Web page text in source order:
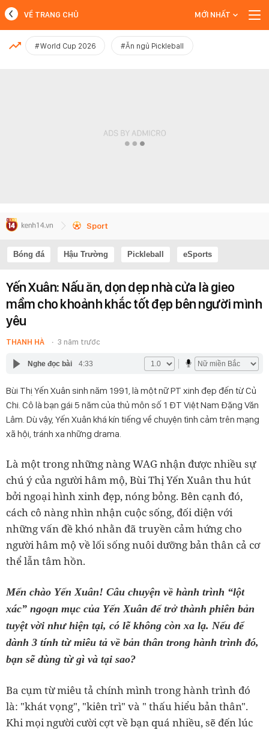
MỚI NHẤT
VỀ TRANG CHỦ MỚI NHẤT
#World Cup 2026 #Ăn ngủ Pickleball
Sport
Bóng đá Hậu Trường Pickleball eSports
Yến Xuân: Nấu ăn, dọn dẹp nhà cửa là gieo
mầm cho khoảnh khắc tốt đẹp bên người mình
yêu
THANH HÀ 3 năm trước
Nghe đọc bài 4:33
Bùi Thị Yến Xuân sinh năm 1991, là một nữ PT xinh đẹp đến từ Củ
Chi. Cô là bạn gái 5 năm của thủ môn số 1 ĐT Việt Nam Đặng Văn
Lâm. Dù vậy, Yến Xuân khá kín tiếng về chuyện tình cảm trên mạng
xã hội, tránh xa những drama.
Là một trong những nàng WAG nhận được nhiều sự
chú ý của người hâm mộ, Bùi Thị Yến Xuân thu hút
bởi ngoại hình xinh đẹp, nóng bỏng. Bên cạnh đó,
cách cô nàng nhìn nhận cuộc sống, đối diện với
những vấn đề khó nhằn đã truyền cảm hứng cho
người hâm mộ về lối sống nuôi dưỡng bản thân cả cơ
thể lẫn tâm hồn.
Mến chào Yến Xuân! Câu chuyện về hành trình “lột
xác” ngoạn mục của Yến Xuân để trở thành phiên bản
tuyệt vời như hiện tại, có lẽ không còn xa lạ. Nếu để
dành 3 tính từ miêu tả về bản thân trong hành trình đó,
bạn sẽ dùng từ gì và tại sao?
Ba cụm từ miêu tả chính mình trong hành trình đó
là: "khát vọng", "kiên trì" và " thấu hiểu bản thân".
Khi mọi người cười cợt về bạn quá nhiều, sẽ đến lúc